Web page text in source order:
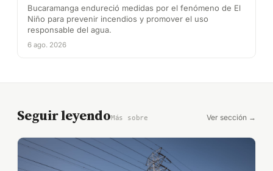
Bucaramanga endureció medidas por el fenómeno de El
Niño para prevenir incendios y promover el uso
responsable del agua.
6 ago. 2026
Seguir leyendoMás sobre Ver sección →